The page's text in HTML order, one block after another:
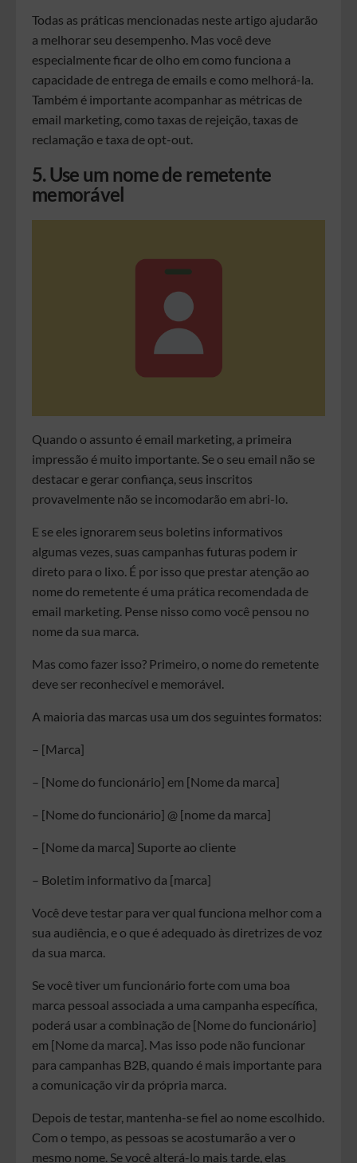
Todas as práticas mencionadas neste artigo ajudarão
a melhorar seu desempenho. Mas você deve
especialmente ficar de olho em como funciona a
capacidade de entrega de emails e como melhorá-la.
Também é importante acompanhar as métricas de
email marketing, como taxas de rejeição, taxas de
reclamação e taxa de opt-out.
5. Use um nome de remetente
memorável
Quando o assunto é email marketing, a primeira
impressão é muito importante. Se o seu email não se
destacar e gerar confiança, seus inscritos
provavelmente não se incomodarão em abri-lo.
E se eles ignorarem seus boletins informativos
algumas vezes, suas campanhas futuras podem ir
direto para o lixo. É por isso que prestar atenção ao
nome do remetente é uma prática recomendada de
email marketing. Pense nisso como você pensou no
nome da sua marca.
Mas como fazer isso? Primeiro, o nome do remetente
deve ser reconhecível e memorável.
A maioria das marcas usa um dos seguintes formatos:
– [Marca]
– [Nome do funcionário] em [Nome da marca]
– [Nome do funcionário] @ [nome da marca]
– [Nome da marca] Suporte ao cliente
– Boletim informativo da [marca]
Você deve testar para ver qual funciona melhor com a
sua audiência, e o que é adequado às diretrizes de voz
da sua marca.
Se você tiver um funcionário forte com uma boa
marca pessoal associada a uma campanha específica,
poderá usar a combinação de [Nome do funcionário]
em [Nome da marca]. Mas isso pode não funcionar
para campanhas B2B, quando é mais importante para
a comunicação vir da própria marca.
Depois de testar, mantenha-se fiel ao nome escolhido.
Com o tempo, as pessoas se acostumarão a ver o
mesmo nome. Se você alterá-lo mais tarde, elas